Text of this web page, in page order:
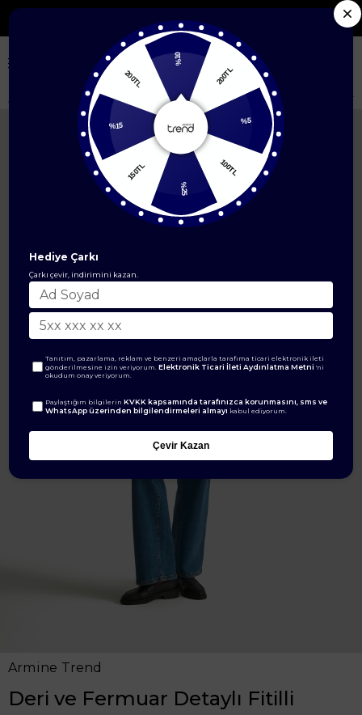
Yeni Sezon Ürünlerde %50'ye Varan İndirim
ÜST GİYİM Tunik Modelleri Deri ve Fermuar Detaylı Fitilli
Armine Trend
Deri ve Fermuar Detaylı Fitilli
200TL
100TL
150TL
200TL
Hediye Çarkı
Çarkı çevir, indirimini kazan.
Tanıtım, pazarlama, reklam ve benzeri amaçlarla tarafıma ticari elektronik ileti
gönderilmesine izin veriyorum.Elektronik Ticari İleti Aydınlatma Metni 'ni
okudum onay veriyorum.
Paylaştığım bilgilerinKVKK kapsamında tarafınızca korunmasını, sms ve
WhatsApp üzerinden bilgilendirmeleri almayı kabul ediyorum.
Çevir Kazan